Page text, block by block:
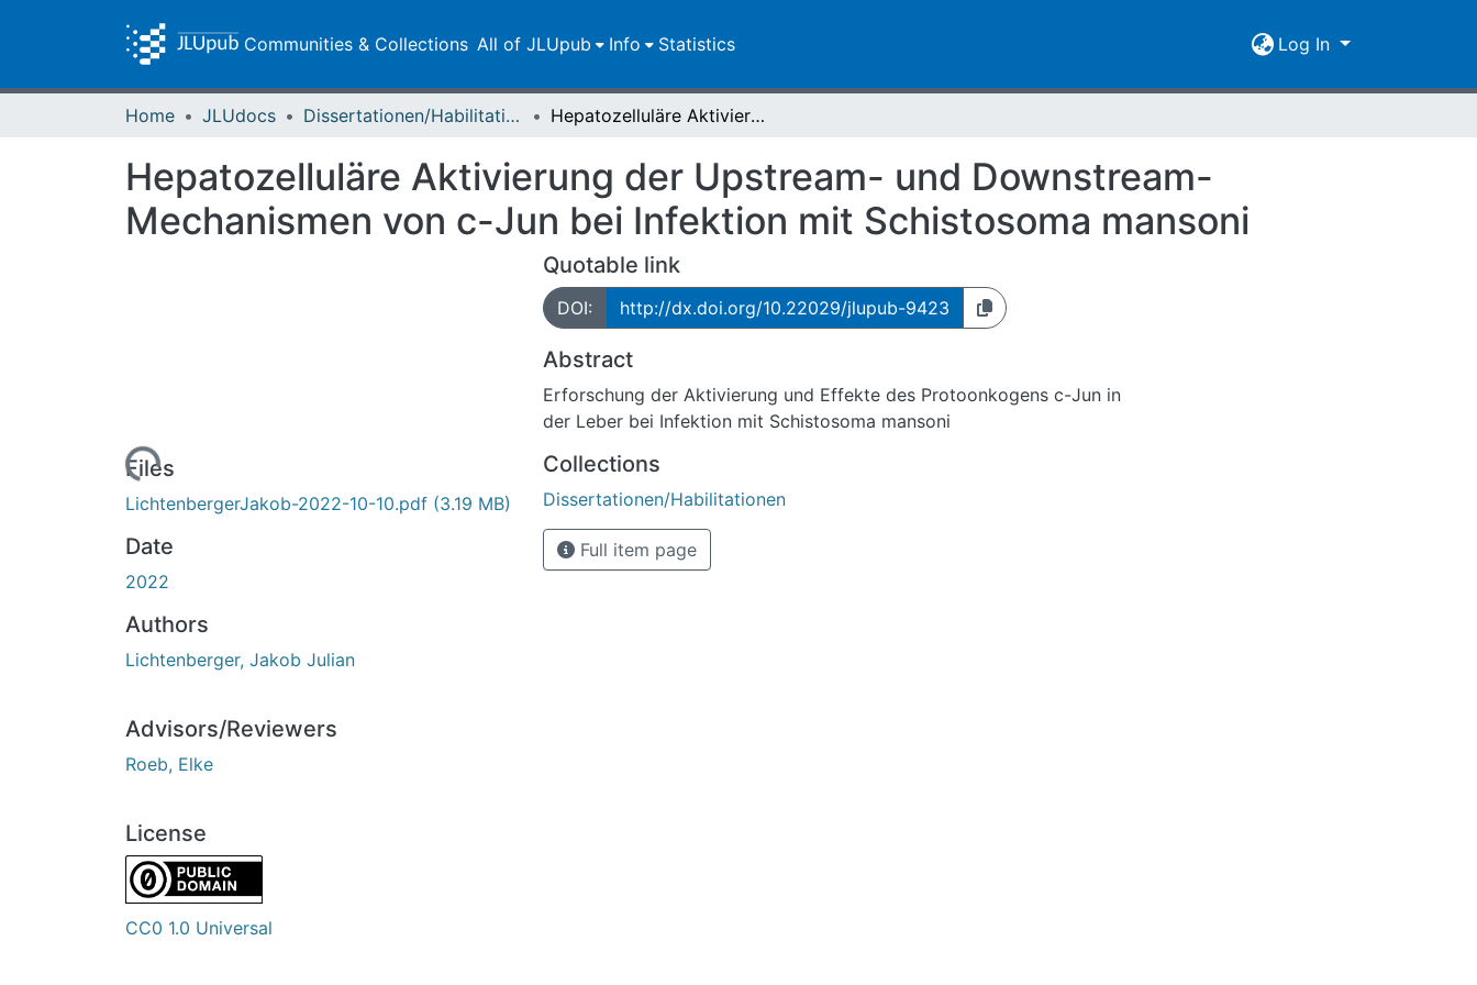
Communities & Collections All of JLUpub Info Statistics Log In
Home JLUdocs Dissertationen/Habilitationen Hepatozelluläre Aktivierung der Upstream- und Downstream-Mechanismen von c-Jun bei Infektion mit Schistosoma mansoni
Hepatozelluläre Aktivierung der Upstream- und Downstream-
Mechanismen von c-Jun bei Infektion mit Schistosoma mansoni
Loading...
Files
LichtenbergerJakob-2022-10-10.pdf (3.19 MB)
Date
2022
Authors
Lichtenberger, Jakob Julian
Advisors/Reviewers
Roeb, Elke
License
CC0 1.0 Universal
Quotable link
DOI: http://dx.doi.org/10.22029/jlupub-9423
Abstract
Erforschung der Aktivierung und Effekte des Protoonkogens c-Jun in
der Leber bei Infektion mit Schistosoma mansoni
Collections
Dissertationen/Habilitationen
Full item page